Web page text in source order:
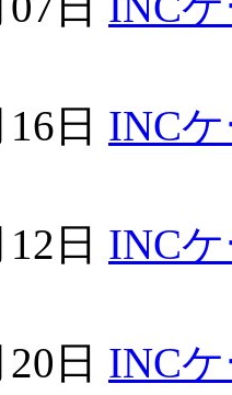
日 INC
日 INC
日 INC